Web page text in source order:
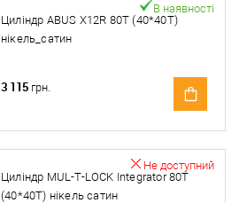
Циліндр ABUS X12R 80T (40*40T)
нікель_сатин
В наявності
3 115 грн.
Циліндр MUL-T-LOCK Integrator 80T
(40*40T) нікель сатин
Не доступний